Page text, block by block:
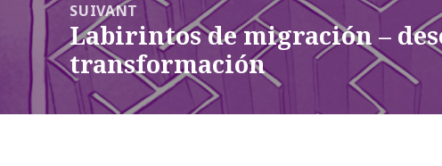
SUIVANT
Article
suivant :
Labirintos de migración –
transformación